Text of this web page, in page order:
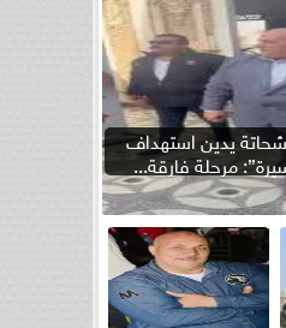
يدين استهداف
مرحلة فارقة...